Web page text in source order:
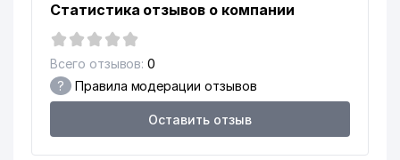
Статистика отзывов о компании
Всего отзывов: 0
? Правила модерации отзывов
Оставить отзыв